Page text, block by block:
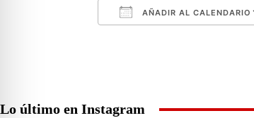
AÑADIR AL CALENDARIO
Lo último en Instagram